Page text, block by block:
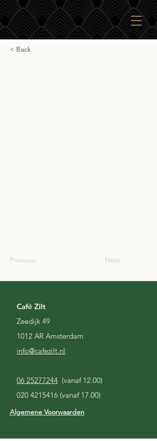
< Back
Previous Next
Café Zilt
Zeedijk 49
1012 AR Amsterdam
info@cafezilt.nl
06 25277244 (vanaf 12.00)
020 4215416 (vanaf 17.00)
Algemene Voorwaarden